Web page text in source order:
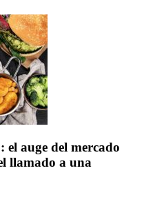
auge del mercado
llamado a una